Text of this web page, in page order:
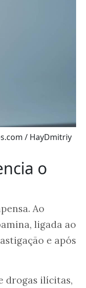
/ HayDmitriy
o
Ao
ligada ao
e após
drogas ilícitas,